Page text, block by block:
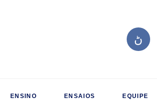
ENSINO ENSAIOS EQUIPE